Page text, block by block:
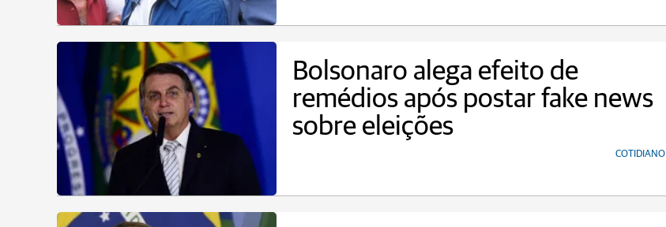
Bolsonaro alega efeito de
remédios após postar fake news
sobre eleições
COTIDIANO